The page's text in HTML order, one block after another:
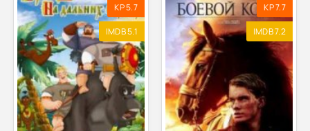
KP 5.7
IMDB 5.1
KP 7.7
IMDB 7.2